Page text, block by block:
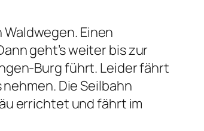
Einen
geht’s weiter bis zur
Burg führt. Leider fährt
Die Seilbahn
errichtet und fährt im